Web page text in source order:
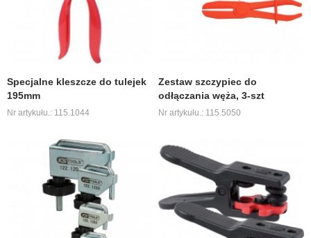
Specjalne kleszcze do tulejek
195mm
Nr artykułu.: 115.1044
Zestaw szczypiec do
odłączania węża, 3-szt
Nr artykułu.: 115.5050